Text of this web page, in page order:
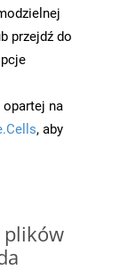
przejdź do
na
, aby
plików